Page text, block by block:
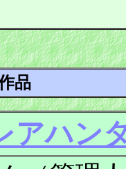
品
アハン